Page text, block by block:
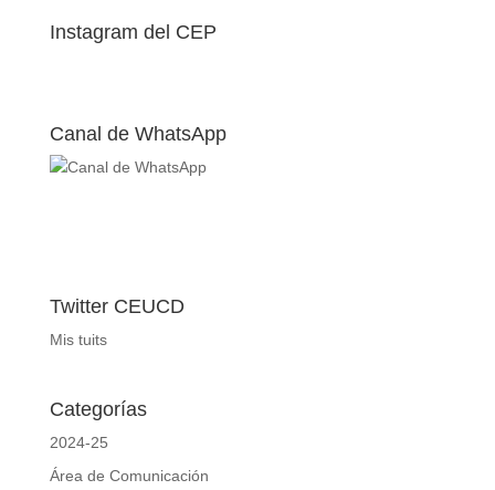
Instagram del CEP
Canal de WhatsApp
Twitter CEUCD
Mis tuits
Categorías
2024-25
Área de Comunicación